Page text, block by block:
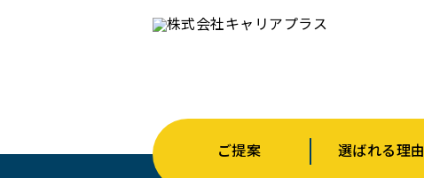
ご提案 選ばれる理由